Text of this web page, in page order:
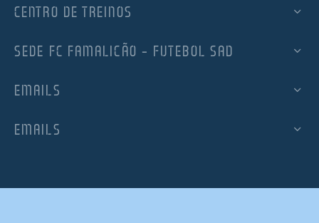
CENTRO DE TREINOS
SEDE FC FAMALICÃO – FUTEBOL SAD
EMAILS
EMAILS